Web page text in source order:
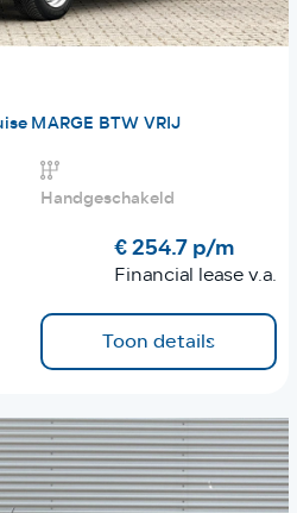
MARGE BTW VRIJ
Handgeschakeld
€ 254.7 p/m
Financial lease v.a.
Toon details